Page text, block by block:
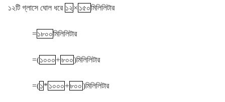
১২টি গ্লাসে ঘোল ধরে ১২× ১৫০মিলিলিটার
=১৮০০মিলিলিটার
=(১০০০+৮০০)মিলিলিটার
=(১* ১০০০+৮০০)মিলিলিটার